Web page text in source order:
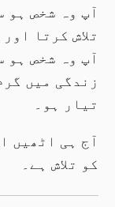
آپ وہ شخص ہو
تلاش کرتا
آپ وہ شخص ہو
زندگی میں
تیار ہو۔
آج ہی اٹھیں
کو تلاش ہے۔